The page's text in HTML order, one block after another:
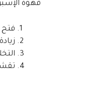
قهوة
فتح